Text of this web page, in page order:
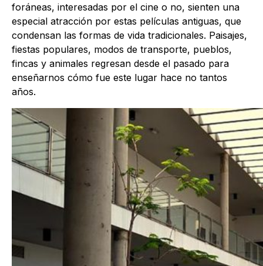
foráneas, interesadas por el cine o no, sienten una
especial atracción por estas películas antiguas, que
condensan las formas de vida tradicionales. Paisajes,
fiestas populares, modos de transporte, pueblos,
fincas y animales regresan desde el pasado para
enseñarnos cómo fue este lugar hace no tantos
años.